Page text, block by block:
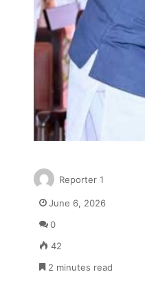
Reporter 1
June 6, 2026
0
42
2 minutes read